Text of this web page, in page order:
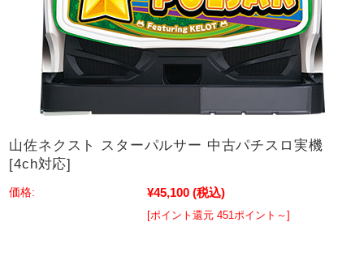
山佐ネクスト スターパルサー 中古パチスロ実機
[4ch対応]
価格: ¥45,100 (税込)
[ポイント還元 451ポイント～]